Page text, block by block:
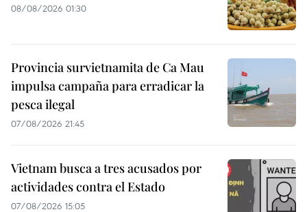
08/08/2026 01:30
Provincia survietnamita de Ca Mau
impulsa campaña para erradicar la
pesca ilegal
07/08/2026 21:45
Vietnam busca a tres acusados por
actividades contra el Estado
07/08/2026 15:05